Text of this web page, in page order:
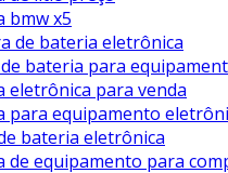
bmw x5
de bateria eletrônica
bateria para
eletrônica para venda
para equipamento
bateria eletrônica
de equipamento para